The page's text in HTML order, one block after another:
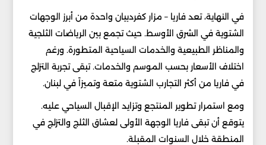
في النهاية، تعد فاريا – مزار كفردبيان واحدة من أبرز الوجهات
الشتوية في الشرق الأوسط. حيث تجمع بين الرياضات الثلجية
والمناظر الطبيعية والخدمات السياحية المتطورة. ورغم
اختلاف الأسعار بحسب الموسم والخدمات. تبقى تجربة التزلج
في فاريا من أكثر التجارب الشتوية متعة وتميزاً في لبنان.
ومع استمرار تطوير المنتجع وتزايد الإقبال السياحي عليه.
يتوقع أن تبقى فاريا الوجهة الأولى لعشاق الثلج والتزلج في
المنطقة خلال السنوات المقبلة.